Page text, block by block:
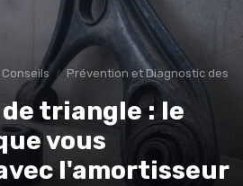
Prévention et Diagnostic des
triangle : le
vous
l'amortisseur